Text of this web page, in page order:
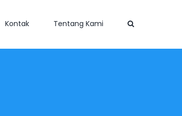
Kontak Tentang Kami